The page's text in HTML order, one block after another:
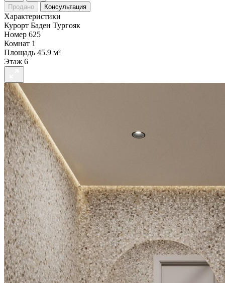
Продано Консультация
Характеристики
Курорт Баден Тургояк
Номер 625
Комнат 1
Площадь 45.9 м²
Этаж 6